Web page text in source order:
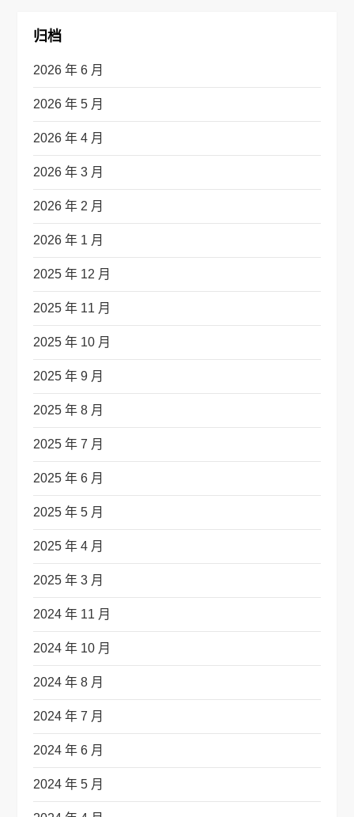
归档
2026 年 6 月
2026 年 5 月
2026 年 4 月
2026 年 3 月
2026 年 2 月
2026 年 1 月
2025 年 12 月
2025 年 11 月
2025 年 10 月
2025 年 9 月
2025 年 8 月
2025 年 7 月
2025 年 6 月
2025 年 5 月
2025 年 4 月
2025 年 3 月
2024 年 11 月
2024 年 10 月
2024 年 8 月
2024 年 7 月
2024 年 6 月
2024 年 5 月